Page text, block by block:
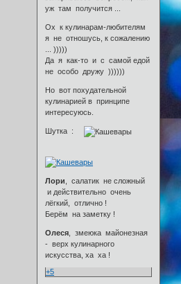
уж там получится ...
Ох к кулинарам-любителям
я не отношусь, к сожалению
... )))))
Да я как-то и с самой едой
не особо дружу ))))))
Но вот похудательной
кулинарией в принципе
интересуюсь.
Шутка :
Лори , салатик не сложный
и действительно очень
лёгкий, отлично !
Берём на заметку !
Олеся , змеюка майонезная
- верх кулинарного
искусства, ха ха !
+5